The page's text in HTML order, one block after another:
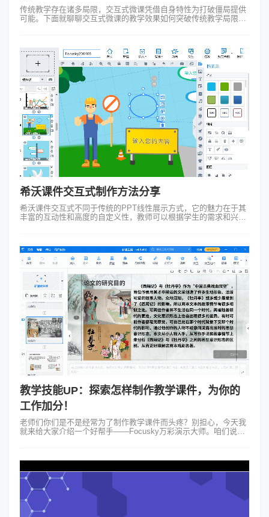
传统教学存在诸多局限，交互式微课凭借自身特性为打破僵局提供
可能。下面就聊聊交互式微课的教学效果如何突破传统教学局限，
希沃课件交互式制作方法分享
希沃课件交互式不同于传统的PPT线性展示方式，它的魅力在于其
丰富的互动性和高度的自定义性，教师可以根据学生的需求和兴趣
教学技能UP：探索怎样制作教学课件，为你的
工作加分！
老师们你们是不是经常为了制作教学课件而头疼？别担心，今天我
就来给大家介绍一个好帮手——Focusky万彩演示大师。咱们说说